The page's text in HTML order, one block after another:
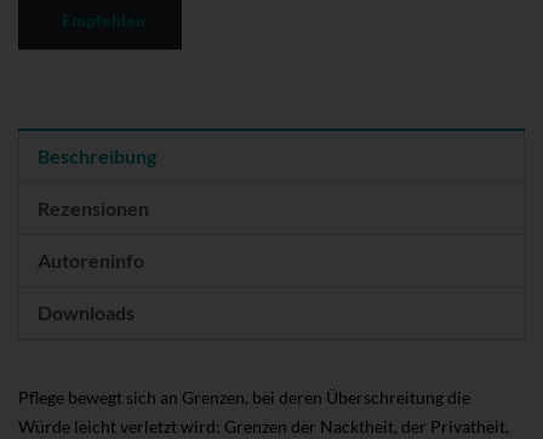
Beschreibung
Rezensionen
Autoreninfo
Downloads
Pflege bewegt sich an Grenzen, bei deren Überschreitung die
Würde leicht verletzt wird: Grenzen der Nacktheit, der Privatheit,